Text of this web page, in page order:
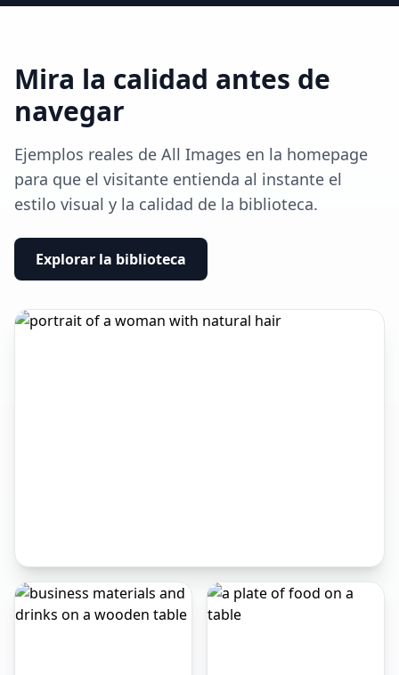
Mira la calidad antes de
navegar
Ejemplos reales de All Images en la homepage
para que el visitante entienda al instante el
estilo visual y la calidad de la biblioteca.
Explorar la biblioteca